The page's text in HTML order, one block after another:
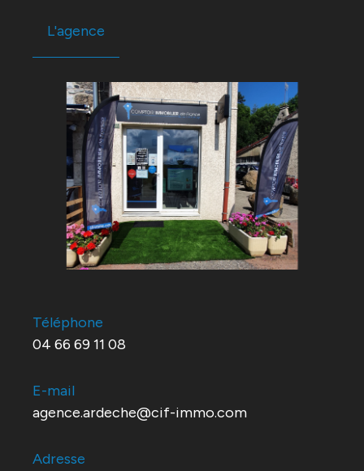
L'agence
Téléphone
04 66 69 11 08
E-mail
agence.ardeche@cif-immo.com
Adresse